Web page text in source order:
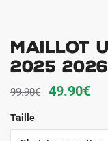
Maillot
2025 2026
99.90€
Le
initial
49.90€Le
Taille